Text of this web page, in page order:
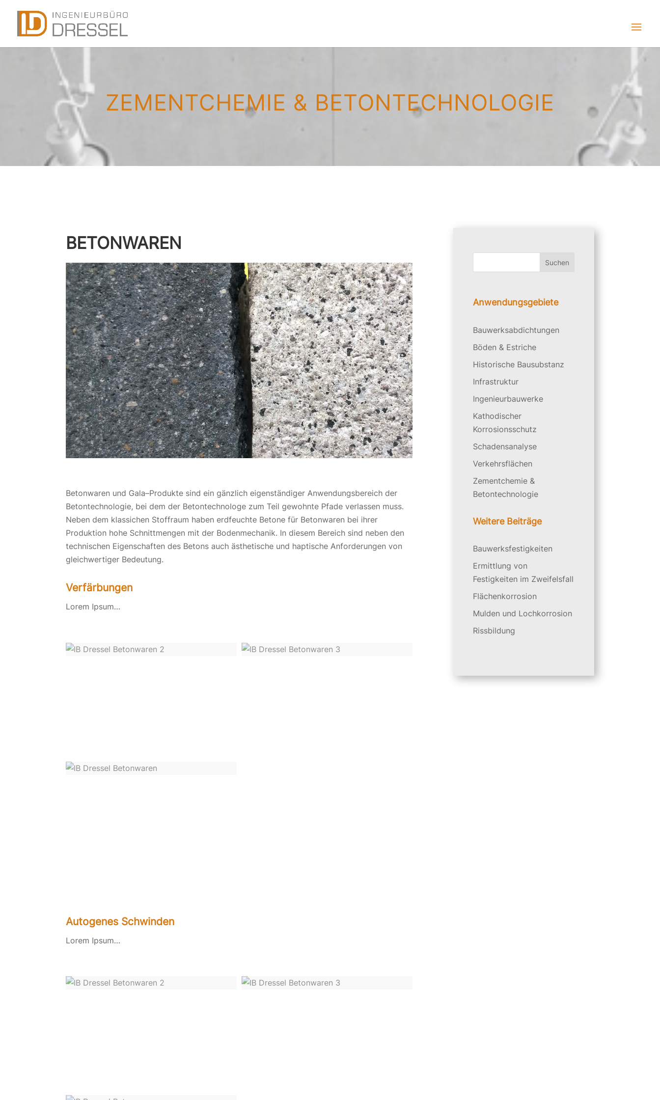
ZEMENTCHEMIE & BETONTECHNOLOGIE
BETONWAREN
Betonwaren und Gala–Produkte sind ein gänzlich eigenständiger Anwendungsbereich der
Betontechnologie, bei dem der Betontechnologe zum Teil gewohnte Pfade verlassen muss.
Neben dem klassichen Stoffraum haben erdfeuchte Betone für Betonwaren bei ihrer
Produktion hohe Schnittmengen mit der Bodenmechanik. In diesem Bereich sind neben den
technischen Eigenschaften des Betons auch ästhetische und haptische Anforderungen von
gleichwertiger Bedeutung.
Verfärbungen
Lorem Ipsum…
Autogenes Schwinden
Lorem Ipsum…
Suchen
Anwendungsgebiete
Bauwerksabdichtungen
Böden & Estriche
Historische Bausubstanz
Infrastruktur
Ingenieurbauwerke
Kathodischer
Korrosionsschutz
Schadensanalyse
Verkehrsflächen
Zementchemie &
Betontechnologie
Weitere Beiträge
Bauwerksfestigkeiten
Ermittlung von
Festigkeiten im Zweifelsfall
Flächenkorrosion
Mulden und Lochkorrosion
Rissbildung